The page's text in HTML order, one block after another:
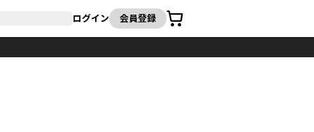
ログイン 会員登録
カート